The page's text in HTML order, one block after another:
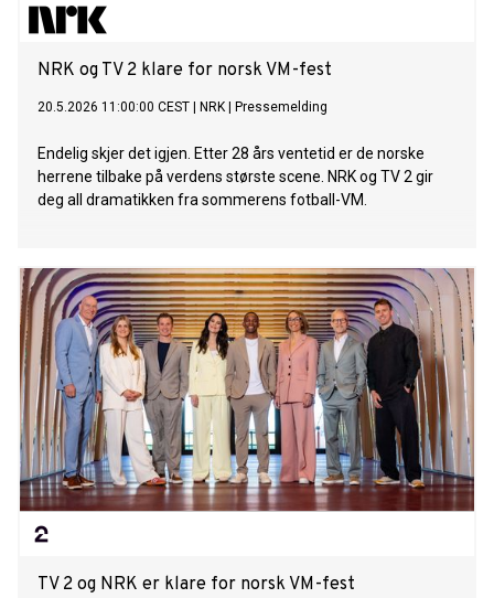
NRK og TV 2 klare for norsk VM-fest
20.5.2026 11:00:00 CEST NRK Pressemelding
Endelig skjer det igjen. Etter 28 års ventetid er de norske
herrene tilbake på verdens største scene. NRK og TV 2 gir
deg all dramatikken fra sommerens fotball-VM.
TV 2 og NRK er klare for norsk VM-fest